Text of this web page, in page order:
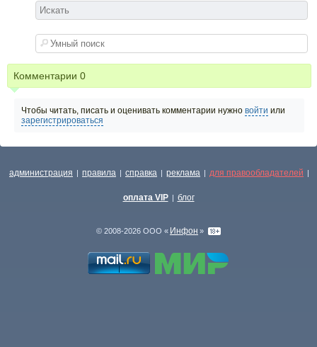
Комментарии 0
Чтобы читать, писать и оценивать комментарии нужно войти или
зарегистрироваться
администрация | правила | справка | реклама | для правообладателей |
оплата VIP | блог
© 2008-2026 ООО « Инфон »